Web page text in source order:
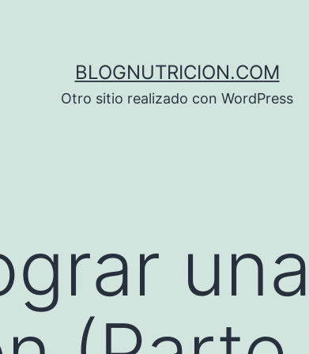
BLOGNUTRICION.COM
Otro sitio realizado con WordPress